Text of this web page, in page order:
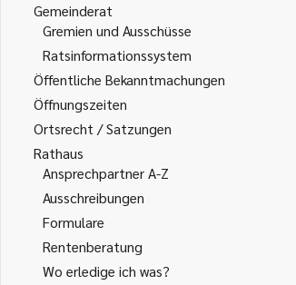
Gemeinderat
Gremien und Ausschüsse
Ratsinformationssystem
Öffentliche Bekanntmachungen
Öffnungszeiten
Ortsrecht / Satzungen
Rathaus
Ansprechpartner A-Z
Ausschreibungen
Formulare
Rentenberatung
Wo erledige ich was?